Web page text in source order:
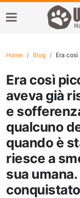
Home Blog Era così piccolo eppure la vita gli
Era così
aveva già
e
qualcuno
quando è
riesce a
sua